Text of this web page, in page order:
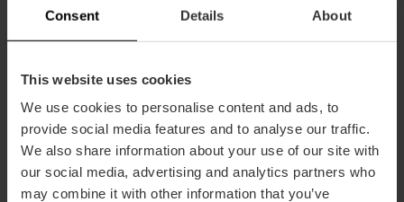
Consent Details About
This website uses cookies
We use cookies to personalise content and ads, to
provide social media features and to analyse our traffic.
We also share information about your use of our site with
our social media, advertising and analytics partners who
may combine it with other information that you’ve
Fallas van Valencia
4.6 - 24 beoordelingen
Duur: 2h 30m